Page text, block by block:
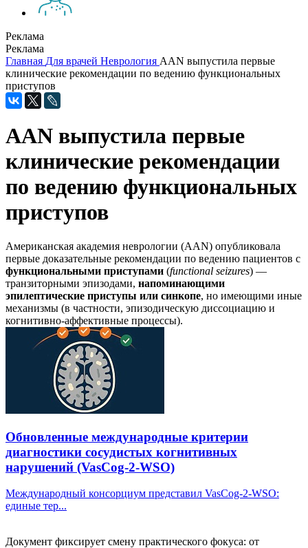
Реклама
Реклама
Главная Для врачей Неврология AAN выпустила первые
клинические рекомендации по ведению функциональных
приступов
AAN выпустила первые
клинические рекомендации
по ведению функциональных
приступов
Американская академия неврологии (AAN) опубликовала
первые доказательные рекомендации по ведению пациентов с
функциональными приступами (functional seizures) —
транзиторными эпизодами, напоминающими
эпилептические приступы или синкопе, но имеющими иные
механизмы (в частности, эпизодическую диссоциацию и
когнитивно-аффективные процессы).
Обновленные международные критерии
диагностики сосудистых когнитивных
нарушений (VasCog-2-WSO)
Международный консорциум представил VasCog-2-WSO:
единые тер...
Документ фиксирует смену практического фокуса: от